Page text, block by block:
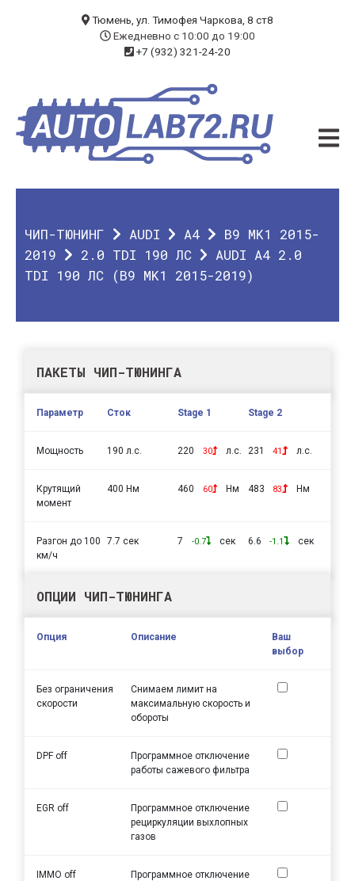
ЧИП-ТЮНИНГ
ДИАГНОСТИКА
О КОМПАНИИ
Тюмень, ул. Тимофея Чаркова, 8 ст8
Ежедневно с 10:00 до 19:00
+7 (932) 321-24-20
ЧИП-ТЮНИНГ AUDI A4
B9 MK1 2015-
2019
2.0 TDI 190 ЛС
AUDI A4 2.0
TDI 190 ЛС (B9 MK1 2015-2019)
ПАКЕТЫ ЧИП-ТЮНИНГА
Параметр Сток Stage 1 Stage 2
Мощность 190 л.с. 220 30 л.с. 231 41 л.с.
Крутящий
момент
400 Нм 460 60 Нм 483 83 Нм
Разгон до 100
км/ч
7.7 сек 7 -0.7 сек 6.6 -1.1 сек
ОПЦИИ ЧИП-ТЮНИНГА
Опция Описание
Ваш
выбор
Без ограничения
скорости
Снимаем лимит на
максимальную скорость и
обороты
DPF off
Программное отключение
работы сажевого фильтра
EGR off
Программное отключение
рециркуляции выхлопных
газов
IMMO off
Программное отключение